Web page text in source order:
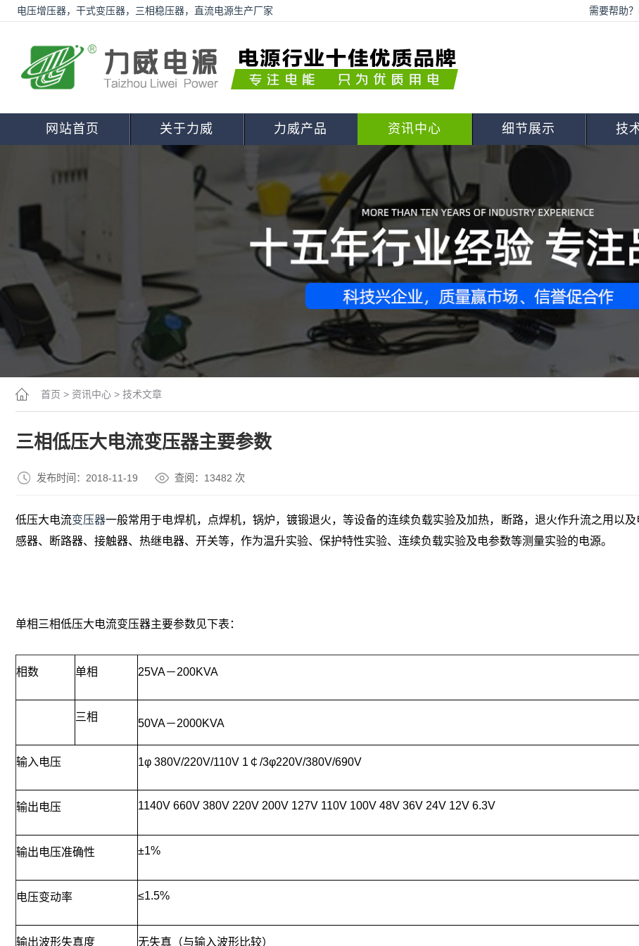
电压增压器，干式变压器，三相稳压器，直流电源生产厂家 需要帮助
网站首页 关于力威 力威产品 资讯中心 细节展示 技
首页 > 资讯中心 > 技术文章
三相低压大电流变压器主要参数
发布时间：2018-11-19 查阅：13482 次
低压大电流变压器一般常用于电焊机，点焊机，锅炉，镀锻退火，等设备的连续负载实验及加热，断路，退火作升流之用以及
感器、断路器、接触器、热继电器、开关等，作为温升实验、保护特性实验、连续负载实验及电参数等测量实验的电源。
单相三相低压大电流变压器主要参数见下表：
相数 单相 25VA－200KVA
三相
50VA－2000KVA
输入电压 1φ 380V/220V/110V 1￠/3φ220V/380V/690V
输出电压 1140V 660V 380V 220V 200V 127V 110V 100V 48V 36V 24V 12V 6.3V
输出电压准确性 ±1%
电压变动率 ≤1.5%
输出波形失真度 无失真（与输入波形比较）